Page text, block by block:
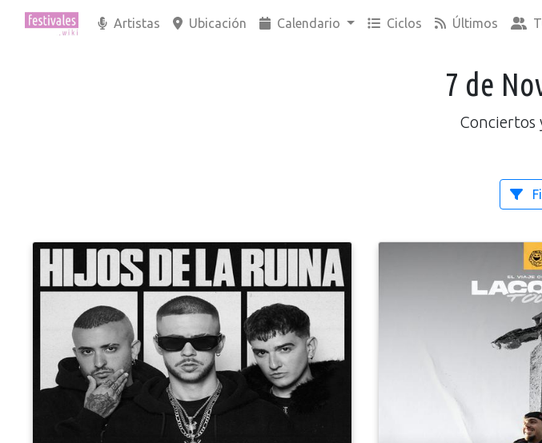
Artistas Ubicación Calendario Ciclos Últimos
7 de
Conciertos